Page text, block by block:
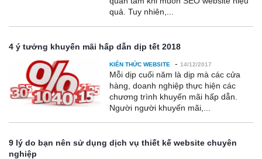
quả. Tuy nhiên,...
4 ý tưởng khuyến mãi hấp dẫn dịp tết 2018
KIẾN THỨC WEBSITE - 14/12/2017
Mỗi dịp cuối năm là dịp mà các cửa
hàng, doanh nghiệp thực hiện các
chương trình khuyến mãi hấp dẫn.
Người người khuyến mãi,...
9 lý do bạn nên sử dụng dịch vụ thiết kế website chuyên
nghiệp